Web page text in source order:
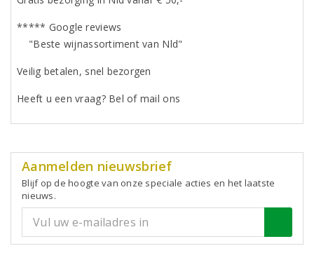
***** Google reviews
"Beste wijnassortiment van Nld"
Veilig betalen, snel bezorgen
Heeft u een vraag? Bel of mail ons
Aanmelden nieuwsbrief
Blijf op de hoogte van onze speciale acties en het laatste
nieuws.